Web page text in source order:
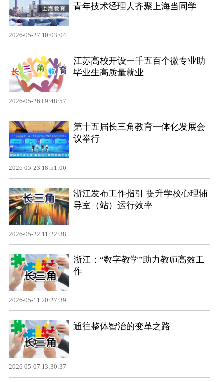
青年技术经理人齐聚上海当同学
2026-05-27 10:03:04
江苏高校开设一千五百个微专业助
毕业生高质量就业
2026-05-26 09:48:57
第十五届长三角教育一体化发展会
议举行
2026-05-23 18:51:06
浙江发布工作指引 提升学校心理辅
导室（站）运行效率
2026-05-22 11:22:38
浙江：“数字教学”助力教师高效工
作
2026-05-11 20:27:39
通往整体智治的变革之路
2026-05-07 13:30:37